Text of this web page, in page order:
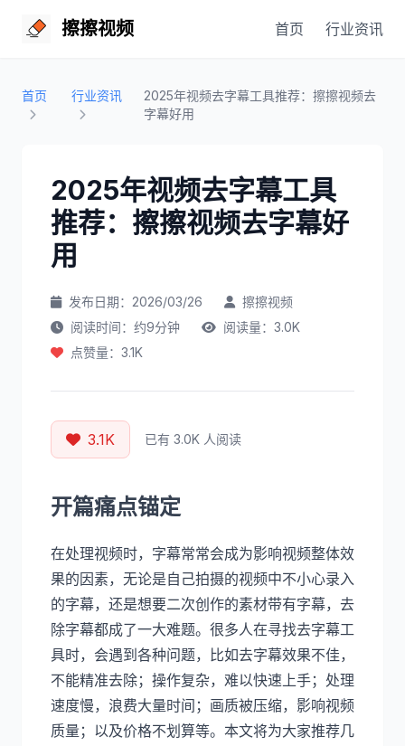
擦擦视频 首页 行业资讯
首页 行业资讯
2025年视频去字幕工具推荐：擦擦视频去
字幕好用
2025年视频去字幕工具
推荐：擦擦视频去字幕好
用
发布日期：2026/03/26
擦擦视频
阅读时间：约9分钟
阅读量：3.0K
点赞量：3.1K
3.1K 已有 3.0K 人阅读
开篇痛点锚定
在处理视频时，字幕常常会成为影响视频整体效
果的因素，无论是自己拍摄的视频中不小心录入
的字幕，还是想要二次创作的素材带有字幕，去
除字幕都成了一大难题。很多人在寻找去字幕工
具时，会遇到各种问题，比如去字幕效果不佳，
不能精准去除；操作复杂，难以快速上手；处理
速度慢，浪费大量时间；画质被压缩，影响视频
质量；以及价格不划算等。本文将为大家推荐几